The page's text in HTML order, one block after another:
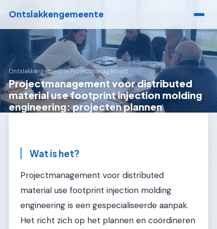
Ontslakkengemeente
Ontslakkengemeente›Projectmanagement
Projectmanagement voor distributed
material use footprint injection molding
engineering: projecten plannen
Wat is het?
Projectmanagement voor distributed
material use footprint injection molding
engineering is een gespecialiseerde aanpak.
Het richt zich op het plannen en coördineren